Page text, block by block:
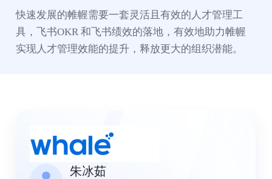
快速发展的帷幄需要一套灵活且有效的人才管理工
具，飞书OKR 和飞书绩效的落地，有效地助力帷幄
实现人才管理效能的提升，释放更大的组织潜能。
朱冰茹